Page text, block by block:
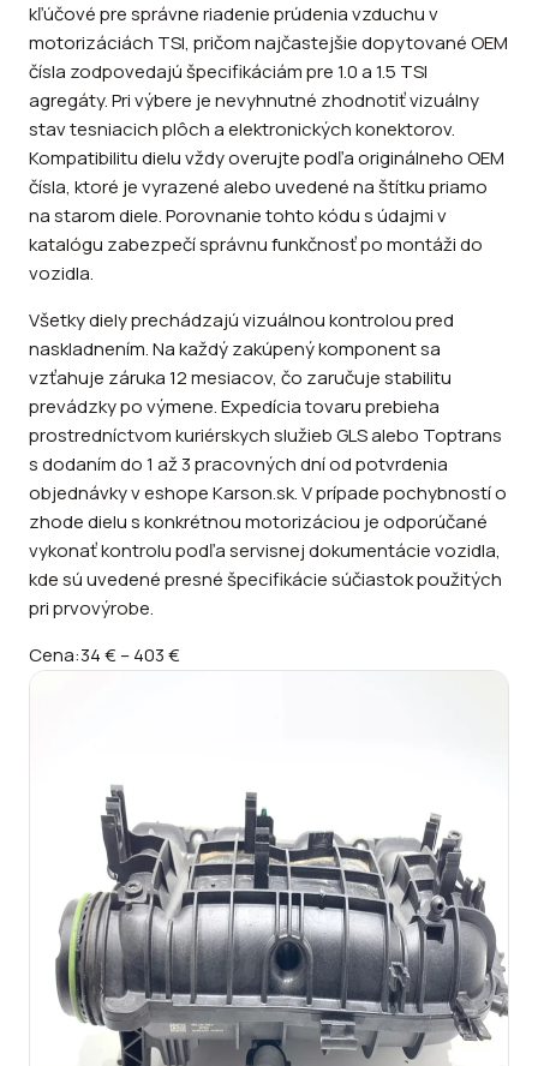
kľúčové pre správne riadenie prúdenia vzduchu v
motorizáciách TSI, pričom najčastejšie dopytované OEM
čísla zodpovedajú špecifikáciám pre 1.0 a 1.5 TSI
agregáty. Pri výbere je nevyhnutné zhodnotiť vizuálny
stav tesniacich plôch a elektronických konektorov.
Kompatibilitu dielu vždy overujte podľa originálneho OEM
čísla, ktoré je vyrazené alebo uvedené na štítku priamo
na starom diele. Porovnanie tohto kódu s údajmi v
katalógu zabezpečí správnu funkčnosť po montáži do
vozidla.
Všetky diely prechádzajú vizuálnou kontrolou pred
naskladnením. Na každý zakúpený komponent sa
vzťahuje záruka 12 mesiacov, čo zaručuje stabilitu
prevádzky po výmene. Expedícia tovaru prebieha
prostredníctvom kuriérskych služieb GLS alebo Toptrans
s dodaním do 1 až 3 pracovných dní od potvrdenia
objednávky v eshope Karson.sk. V prípade pochybností o
zhode dielu s konkrétnou motorizáciou je odporúčané
vykonať kontrolu podľa servisnej dokumentácie vozidla,
kde sú uvedené presné špecifikácie súčiastok použitých
pri prvovýrobe.
Cena:34 €–403 €